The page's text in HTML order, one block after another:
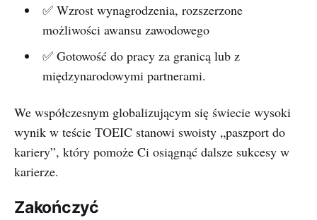
✅ Wzrost wynagrodzenia, rozszerzone
możliwości awansu zawodowego
✅ Gotowość do pracy za granicą lub z
międzynarodowymi partnerami.
We współczesnym globalizującym się świecie wysoki
wynik w teście TOEIC stanowi swoisty „paszport do
kariery”, który pomoże Ci osiągnąć dalsze sukcesy w
karierze.
Zakończyć